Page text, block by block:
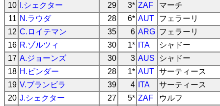
10
I.シェクター 29 3* ZAF
マーチ
11 N.ラウダ 28 6* AUT
フェラーリ
12 C.ロイテマン 35 6 ARG フェラーリ
16 R.ゾルツィ 30 1* ITA
シャドー
17 A.ジョーンズ 30 3 AUS
シャドー
18 H.ビンダー 28 1* AUT サーティース
19 V.ブランビラ 39 4 ITA
サーティース
20 J.シェクター 27 5* ZAF
ウルフ